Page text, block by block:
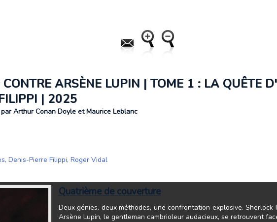
ARSÈNE LUPIN | TOME 1 : LA QUÊTE
| 2025
Arthur Conan Doyle et Maurice Leblanc
, Denis-Pierre Filippi, Roger Vidal
Quatrième de couverture
Deux génies, deux méthodes, une confrontation explosive.
Arsène Lupin, le gentleman cambrioleur audacieux, se retrouvent